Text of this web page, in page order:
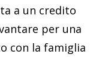
a un credito
per una
con la famiglia